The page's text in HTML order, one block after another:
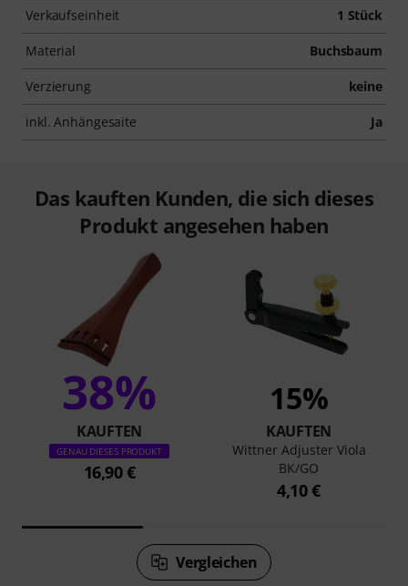
Verkaufseinheit 1 Stück
Material Buchsbaum
Verzierung keine
inkl. Anhängesaite Ja
Das kauften Kunden, die sich dieses
Produkt angesehen haben
38%
KAUFTEN
GENAU DIESES PRODUKT
16,90 €
15%
KAUFTEN
Wittner Adjuster Viola
BK/GO
4,10 €
Vergleichen